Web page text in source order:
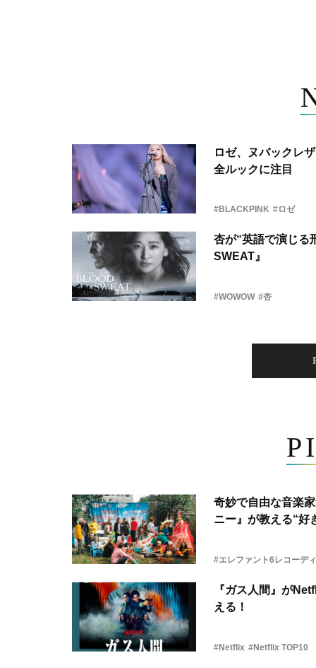
ロゼ、ヌバックレ
全ルックに注目
#BLACKPINK #ロゼ
杏が“英語で演じ
SWEAT』
#WOWOW #杏
奇妙で自由な音楽
ニー』が教える“好
#エレファント6レコーデ
『ガス人間』が
える！
#Netflix #Netflix TOP10